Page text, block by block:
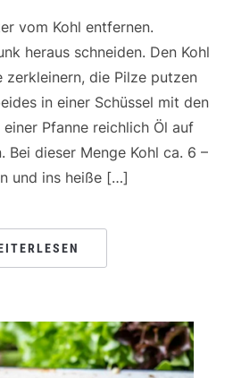
vom Kohl entfernen.
heraus schneiden. Den Kohl
zerkleinern, die Pilze putzen
in einer Schüssel mit den
Pfanne reichlich Öl auf
dieser Menge Kohl ca. 6 –
und ins heiße […]